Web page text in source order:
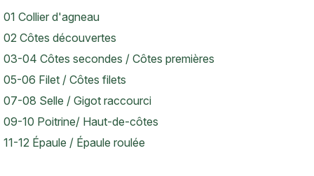
Texte
01 Collier d'agneau
02 Côtes découvertes
03-04 Côtes secondes / Côtes premières
05-06 Filet / Côtes filets
07-08 Selle / Gigot raccourci
09-10 Poitrine/ Haut-de-côtes
11-12 Épaule / Épaule roulée